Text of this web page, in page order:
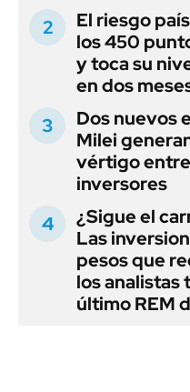
El riesgo
los 450
y toca su
en dos
Dos nuevos
Milei
vértigo
inversores
¿Sigue el
Las
pesos que
los analistas
último REM